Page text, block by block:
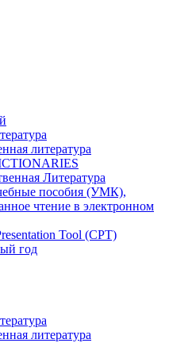
литература
Литература
пособия (УМК),
чтение в электронном
Tool (CPT)
год
литература